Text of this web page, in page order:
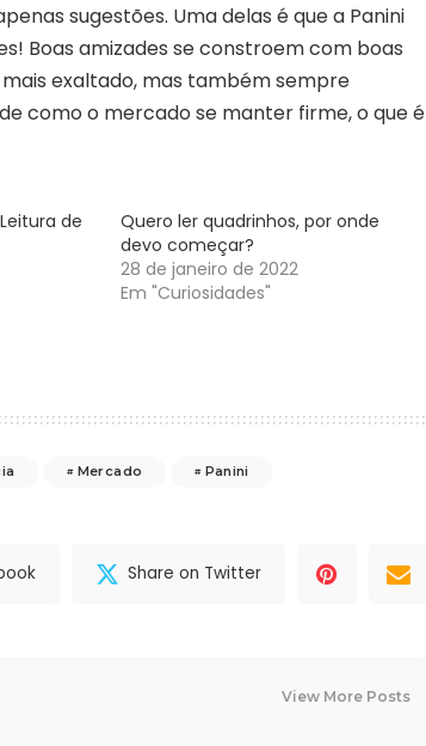
sugestões. Uma delas é que a Panini
Boas amizades se constroem com boas
exaltado, mas também sempre
como o mercado se manter firme, o que é
de
Quero ler quadrinhos, por onde
devo começar?
28 de janeiro de 2022
Em "Curiosidades"
Mercado Panini
Share on Twitter
View More Posts